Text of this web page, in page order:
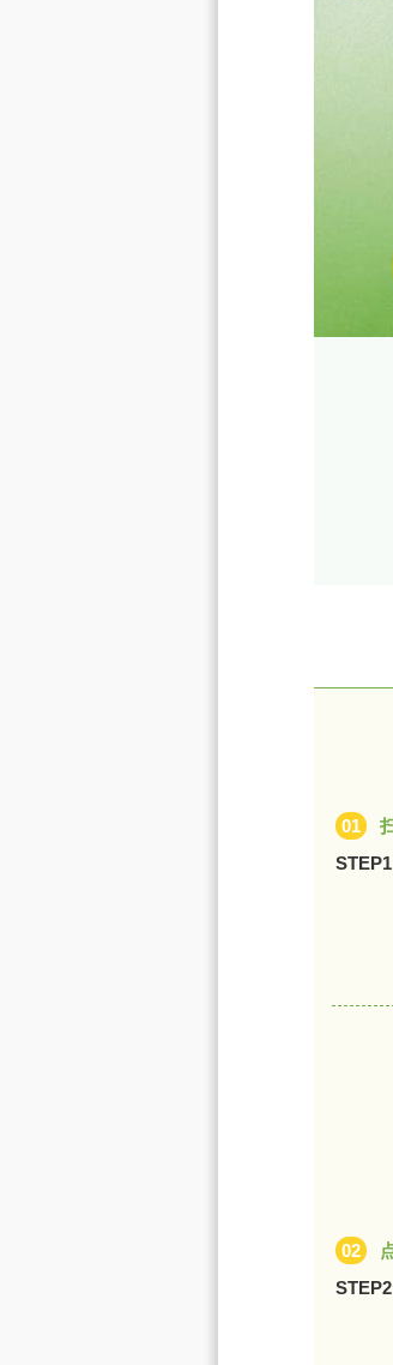
01
02